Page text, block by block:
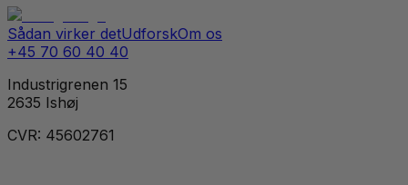
Sådan virker detUdforskOm os
+45 70 60 40 40
Industrigrenen 15
2635 Ishøj
CVR: 45602761